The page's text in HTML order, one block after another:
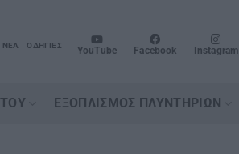
ΝΈΑ ΟΔΗΓΊΕΣ YouTube Facebook Instagram
ΕΞΟΠΛΙΣΜΌΣ ΠΛΥΝΤΗΡΊΩΝ